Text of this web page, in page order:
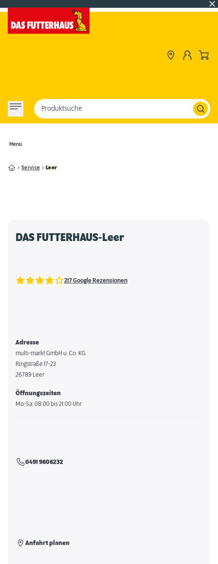
Menü
Produktsuche
Service Leer
DAS FUTTERHAUS-Leer
217 Google Rezensionen
Adresse
multi-markt GmbH u. Co. KG
Ringstraße 17-23
26789 Leer
Öffnungszeiten
Mo-Sa: 08:00 bis 21:00 Uhr
0491 9606232
Anfahrt planen